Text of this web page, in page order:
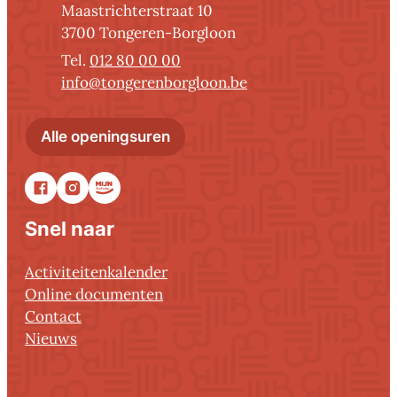
AdresMaastrichterstraat 10
,3700 Tongeren-Borgloon
012 80 00 00
E-mailinfo@tongerenborgloon.be
Alle openingsurenAdministratief centrum
Snel naar
Activiteitenkalender
Online documenten
Contact
Nieuws
Facebook
InstagramStadsapp